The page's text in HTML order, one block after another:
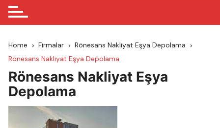
Home Firmalar
Rönesans Nakliyat Eşya Depolama
Rönesans Nakliyat Eşya Depolama
Rönesans Nakliyat Eşya
Depolama